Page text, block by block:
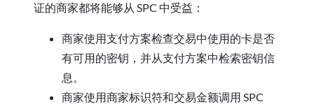
证的商家都将能够从 SPC 中受益：
商家使用支付方案检查交易中使用的卡是否
有可用的密钥，并从支付方案中检索密钥信
息。
商家使用商家标识符和交易金额调用 SPC